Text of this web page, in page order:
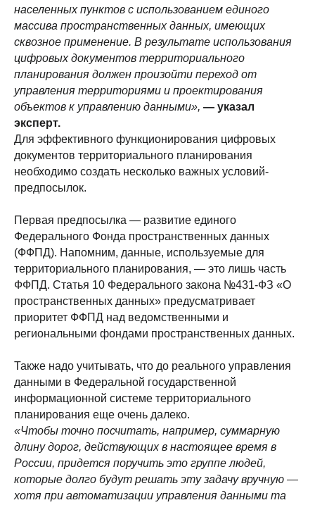
населенных пунктов с использованием единого
массива пространственных данных, имеющих
сквозное применение. В результате использования
цифровых документов территориального
планирования должен произойти переход от
управления территориями и проектирования
объектов к управлению данными», — указал
эксперт.
Для эффективного функционирования цифровых
документов территориального планирования
необходимо создать несколько важных условий-
предпосылок.
Первая предпосылка — развитие единого
Федерального Фонда пространственных данных
(ФФПД). Напомним, данные, используемые для
территориального планирования, — это лишь часть
ФФПД. Статья 10 Федерального закона №431-ФЗ «О
пространственных данных» предусматривает
приоритет ФФПД над ведомственными и
региональными фондами пространственных данных.
Также надо учитывать, что до реального управления
данными в Федеральной государственной
информационной системе территориального
планирования еще очень далеко.
«Чтобы точно посчитать, например, суммарную
длину дорог, действующих в настоящее время в
России, придется поручить это группе людей,
которые долго будут решать эту задачу вручную —
хотя при автоматизации управления данными та